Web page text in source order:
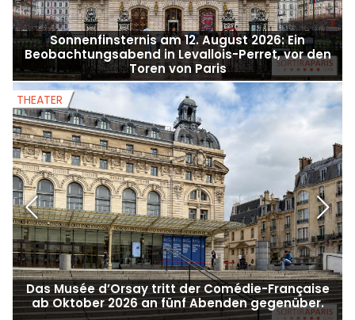
Sonnenfinsternis am 12. August 2026: Ein
Beobachtungsabend in Levallois-Perret, vor den
Toren von Paris
Das Musée d’Orsay tritt der Comédie-Française
ab Oktober 2026 an fünf Abenden gegenüber.
THEATER